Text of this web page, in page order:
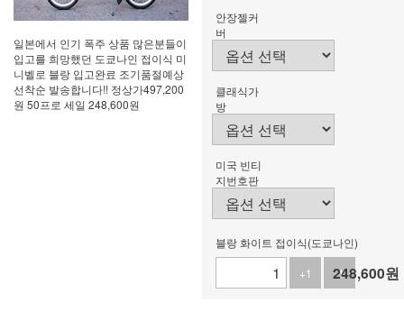
일본에서 인기 폭주 상품 많은분들이
입고를 희망했던 도쿄나인 접이식 미
니벨로 블랑 입고완료 조기품절예상
선착순 발송합니다!! 정상가497,200
원 50프로 세일 248,600원
안장젤커
버
클래식가
방
미국 빈티
지번호판
블랑 화이트 접이식(도쿄나인)
+1
-1
248,600원